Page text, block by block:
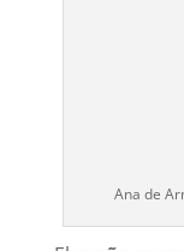
Ana de